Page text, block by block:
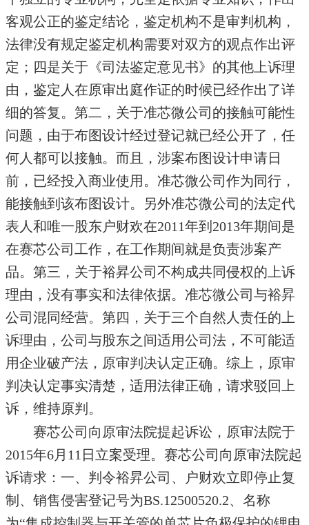
客观公正的鉴定结论，鉴定机构不是审判机构，
法律没有规定鉴定机构需要对双方的观点作出评
定；四是关于《司法鉴定意见书》的其他上诉理
由，鉴定人在原审出庭作证的时候已经作出了详
细的答复。第二，关于准芯微公司的接触可能性
问题，由于布图设计经过登记就已经公开了，任
何人都可以接触。而且，涉案布图设计申请日
前，已经投入商业使用。准芯微公司作为同行，
能接触到该布图设计。另外准芯微公司的法定代
表人和唯一股东户财欢在2011年到2013年期间是
在赛芯公司工作，在工作期间就是负责涉案产
品。第三，关于裕昇公司不构成共同侵权的上诉
理由，没有事实和法律依据。准芯微公司与裕昇
公司混同经营。第四，关于三个自然人责任的上
诉理由，公司与股东之间适用公司法，不可能适
用企业破产法，原审判决认定正确。综上，原审
判决认定事实清楚，适用法律正确，请求驳回上
诉，维持原判。
赛芯公司向原审法院提起诉讼，原审法院于
2015年6月11日立案受理。赛芯公司向原审法院起
诉请求：一、判令裕昇公司、户财欢立即停止复
制、销售侵害登记号为BS.12500520.2、名称